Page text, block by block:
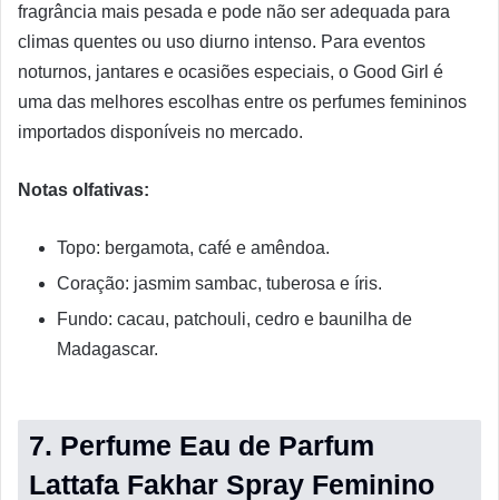
fragrância mais pesada e pode não ser adequada para
climas quentes ou uso diurno intenso. Para eventos
noturnos, jantares e ocasiões especiais, o Good Girl é
uma das melhores escolhas entre os perfumes femininos
importados disponíveis no mercado.
Notas olfativas:
Topo: bergamota, café e amêndoa.
Coração: jasmim sambac, tuberosa e íris.
Fundo: cacau, patchouli, cedro e baunilha de
Madagascar.
7. Perfume Eau de Parfum
Lattafa Fakhar Spray Feminino